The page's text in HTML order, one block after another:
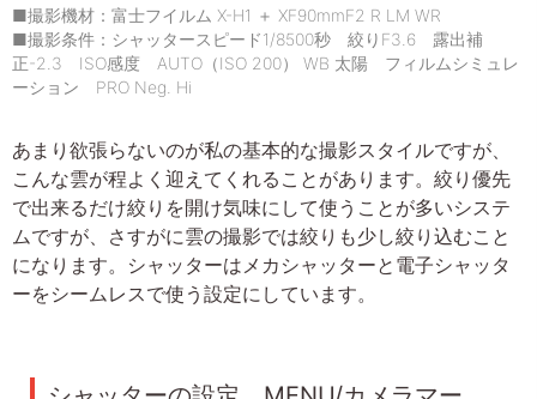
■撮影機材：富士フイルム X-H1 ＋ XF90mmF2 R LM WR
■撮影条件：シャッタースピード1/8500秒 絞りF3.6 露出補
正-2.3 ISO感度 AUTO（ISO 200） WB 太陽 フィルムシミュレ
ーション PRO Neg. Hi
あまり欲張らないのが私の基本的な撮影スタイルですが、
こんな雲が程よく迎えてくれることがあります。絞り優先
で出来るだけ絞りを開け気味にして使うことが多いシステ
ムですが、さすがに雲の撮影では絞りも少し絞り込むこと
になります。シャッターはメカシャッターと電子シャッタ
ーをシームレスで使う設定にしています。